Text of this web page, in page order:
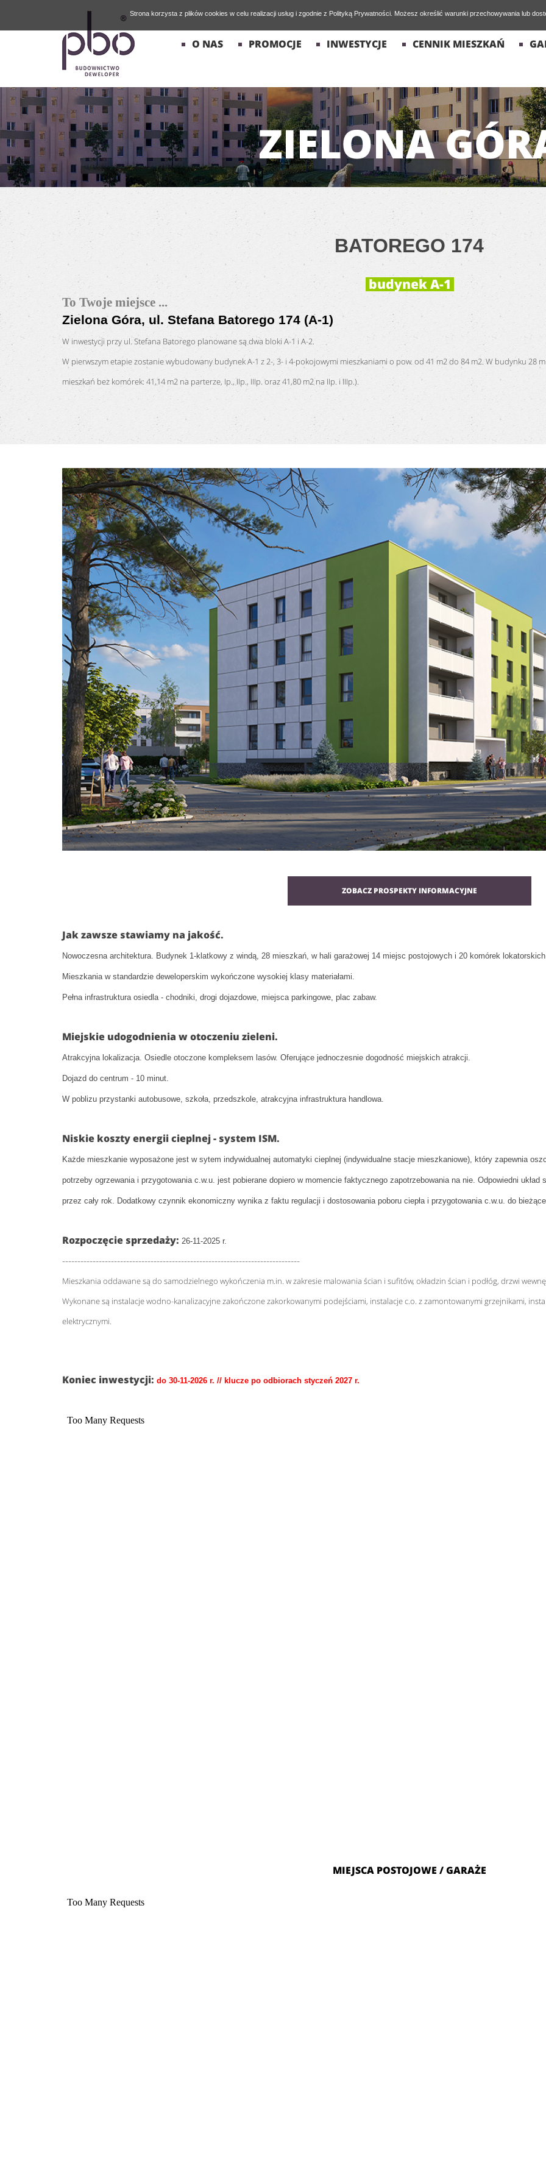
Strona korzysta z plików cookies w celu realizacji usług i zgodnie z Polityką Prywatności. Możesz określić warunki przechowywania lub
O NAS PROMOCJE INWESTYCJE CENNIK MIESZKAŃ
ZIELONA
BATOREGO 174
budynek A-1
To Twoje miejsce ...
Zielona Góra, ul. Stefana Batorego 174 (A-1)
W inwestycji przy ul. Stefana Batorego planowane są dwa bloki A-1 i A-2.
W pierwszym etapie zostanie wybudowany budynek A-1 z 2-, 3- i 4-pokojowymi mieszkaniami o pow. od 41 m2 do 84 m2. W budynku 28
mieszkań bez komórek: 41,14 m2 na parterze, Ip., IIp., IIIp. oraz 41,80 m2 na IIp. i IIIp.).
ZOBACZ PROSPEKTY INFORMACYJNE
Jak zawsze stawiamy na jakość.
Nowoczesna architektura. Budynek 1-klatkowy z windą, 28 mieszkań, w hali garażowej 14 miejsc postojowych i 20 komórek
Mieszkania w standardzie deweloperskim wykończone wysokiej klasy materiałami.
Pełna infrastruktura osiedla - chodniki, drogi dojazdowe, miejsca parkingowe, plac zabaw.
Miejskie udogodnienia w otoczeniu zieleni.
Atrakcyjna lokalizacja. Osiedle otoczone kompleksem lasów. Oferujące jednoczesnie dogodność miejskich atrakcji.
Dojazd do centrum - 10 minut.
W poblizu przystanki autobusowe, szkoła, przedszkole, atrakcyjna infrastruktura handlowa.
Niskie koszty energii cieplnej - system ISM.
Każde mieszkanie wyposażone jest w sytem indywidualnej automatyki cieplnej (indywidualne stacje mieszkaniowe), który zapewnia
potrzeby ogrzewania i przygotowania c.w.u. jest pobierane dopiero w momencie faktycznego zapotrzebowania na nie. Odpowiedni
przez cały rok. Dodatkowy czynnik ekonomiczny wynika z faktu regulacji i dostosowania poboru ciepła i przygotowania c.w.u. do
Rozpoczęcie sprzedaży: 26-11-2025 r.
------------------------------------------------------------------------------
Mieszkania oddawane są do samodzielnego wykończenia m.in. w zakresie malowania ścian i sufitów, okładzin ścian i podłóg, drzwi
Wykonane są instalacje wodno-kanalizacyjne zakończone zakorkowanymi podejściami, instalacje c.o. z zamontowanymi grzejnikami,
elektrycznymi.
Koniec inwestycji: do 30-11-2026 r. // klucze po odbiorach styczeń 2027 r.
MIEJSCA POSTOJOWE / GARAŻE